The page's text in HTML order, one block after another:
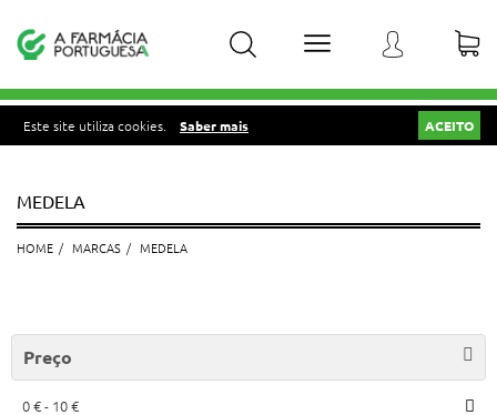
Este site utiliza cookies. Saber mais ACEITO
MEDELA
HOME MARCAS MEDELA
Preço
0 € - 10 €